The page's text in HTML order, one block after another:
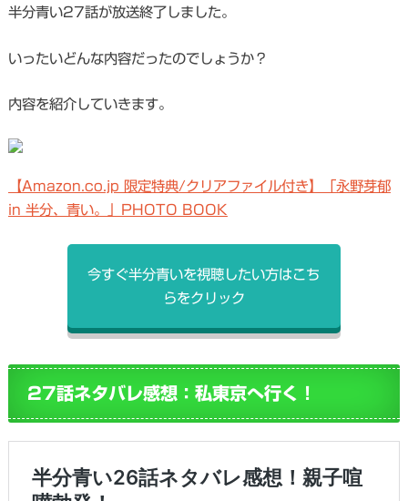
半分青い27話が放送終了しました。
いったいどんな内容だったのでしょうか？
内容を紹介していきます。
【Amazon.co.jp 限定特典/クリアファイル付き】「永野芽郁
in 半分、青い。」PHOTO BOOK
今すぐ半分青いを視聴したい方はこち
らをクリック
27話ネタバレ感想：私東京へ行く！